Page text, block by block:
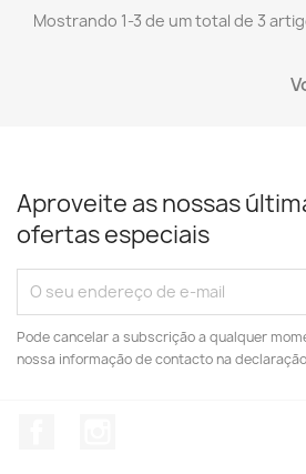
Mostrando 1-3 de um total de 3
Aproveite as nossas
ofertas especiais
Pode cancelar a subscrição a qualquer
nossa informação de contacto na